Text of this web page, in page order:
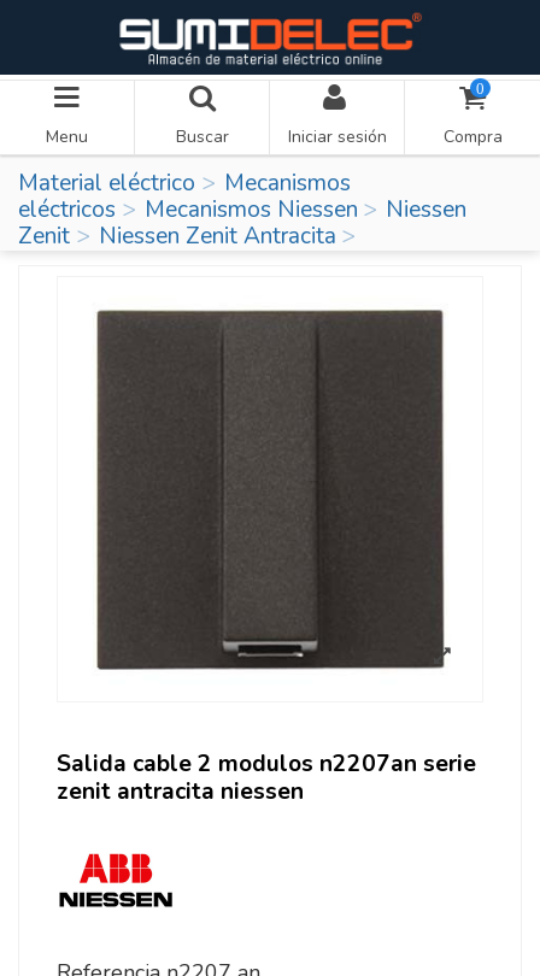
Menu Buscar Iniciar sesión
0
Compra
Material eléctrico
Mecanismos
eléctricos
Mecanismos Niessen
Niessen
Zenit
Niessen Zenit Antracita
Salida cable 2 modulos n2207an serie
zenit antracita niessen